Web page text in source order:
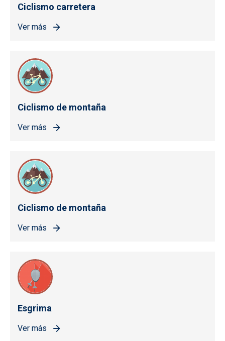
Ciclismo carretera
Ver más
Ciclismo de montaña
Ver más
Ciclismo de montaña
Ver más
Esgrima
Ver más